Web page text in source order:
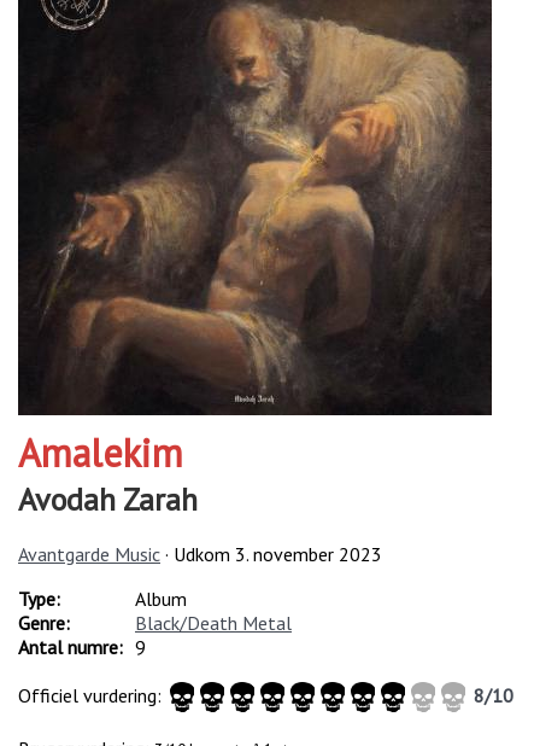
Amalekim
Avodah Zarah
Avantgarde Music · Udkom 3. november 2023
Type:
Album
Genre:
Black/Death Metal
Antal numre: 9
Officiel vurdering:
8/10